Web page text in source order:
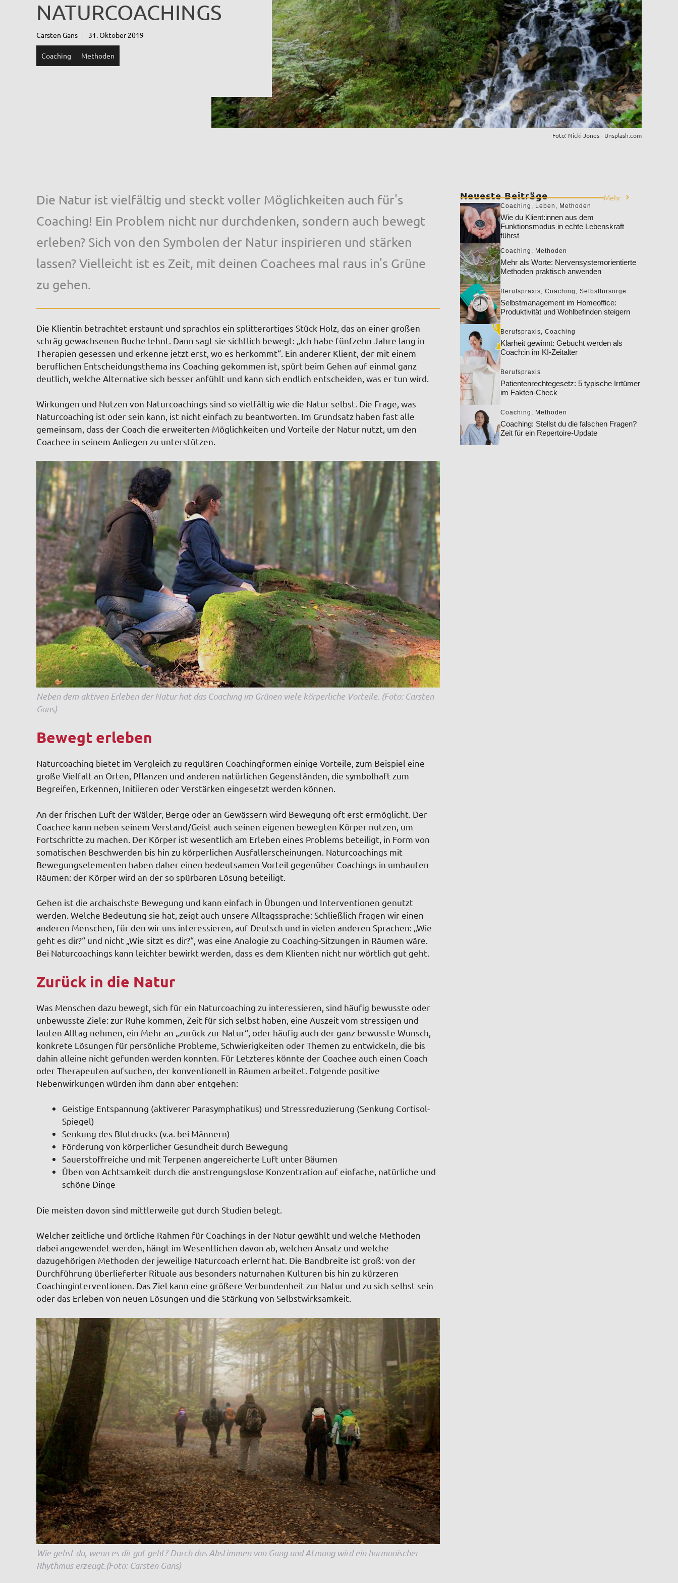
NATURCOACHINGS
Carsten Gans 31. Oktober 2019
Coaching Methoden
Foto: Nicki Jones - Unsplash.com
Die Natur ist vielfältig und steckt voller Möglichkeiten auch für's
Coaching! Ein Problem nicht nur durchdenken, sondern auch bewegt
erleben? Sich von den Symbolen der Natur inspirieren und stärken
lassen? Vielleicht ist es Zeit, mit deinen Coachees mal raus in's Grüne
zu gehen.
Die Klientin betrachtet erstaunt und sprachlos ein splitterartiges Stück Holz, das an einer großen
schräg gewachsenen Buche lehnt. Dann sagt sie sichtlich bewegt: „Ich habe fünfzehn Jahre lang in
Therapien gesessen und erkenne jetzt erst, wo es herkommt“. Ein anderer Klient, der mit einem
beruflichen Entscheidungsthema ins Coaching gekommen ist, spürt beim Gehen auf einmal ganz
deutlich, welche Alternative sich besser anfühlt und kann sich endlich entscheiden, was er tun wird.
Wirkungen und Nutzen von Naturcoachings sind so vielfältig wie die Natur selbst. Die Frage, was
Naturcoaching ist oder sein kann, ist nicht einfach zu beantworten. Im Grundsatz haben fast alle
gemeinsam, dass der Coach die erweiterten Möglichkeiten und Vorteile der Natur nutzt, um den
Coachee in seinem Anliegen zu unterstützen.
Neben dem aktiven Erleben der Natur hat das Coaching im Grünen viele körperliche Vorteile. (Foto: Carsten
Gans)
Bewegt erleben
Naturcoaching bietet im Vergleich zu regulären Coachingformen einige Vorteile, zum Beispiel eine
große Vielfalt an Orten, Pflanzen und anderen natürlichen Gegenständen, die symbolhaft zum
Begreifen, Erkennen, Initiieren oder Verstärken eingesetzt werden können.
An der frischen Luft der Wälder, Berge oder an Gewässern wird Bewegung oft erst ermöglicht. Der
Coachee kann neben seinem Verstand/Geist auch seinen eigenen bewegten Körper nutzen, um
Fortschritte zu machen. Der Körper ist wesentlich am Erleben eines Problems beteiligt, in Form von
somatischen Beschwerden bis hin zu körperlichen Ausfallerscheinungen. Naturcoachings mit
Bewegungselementen haben daher einen bedeutsamen Vorteil gegenüber Coachings in umbauten
Räumen: der Körper wird an der so spürbaren Lösung beteiligt.
Gehen ist die archaischste Bewegung und kann einfach in Übungen und Interventionen genutzt
werden. Welche Bedeutung sie hat, zeigt auch unsere Alltagssprache: Schließlich fragen wir einen
anderen Menschen, für den wir uns interessieren, auf Deutsch und in vielen anderen Sprachen: „Wie
geht es dir?“ und nicht „Wie sitzt es dir?“, was eine Analogie zu Coaching-Sitzungen in Räumen wäre.
Bei Naturcoachings kann leichter bewirkt werden, dass es dem Klienten nicht nur wörtlich gut geht.
Zurück in die Natur
Was Menschen dazu bewegt, sich für ein Naturcoaching zu interessieren, sind häufig bewusste oder
unbewusste Ziele: zur Ruhe kommen, Zeit für sich selbst haben, eine Auszeit vom stressigen und
lauten Alltag nehmen, ein Mehr an „zurück zur Natur“, oder häufig auch der ganz bewusste Wunsch,
konkrete Lösungen für persönliche Probleme, Schwierigkeiten oder Themen zu entwickeln, die bis
dahin alleine nicht gefunden werden konnten. Für Letzteres könnte der Coachee auch einen Coach
oder Therapeuten aufsuchen, der konventionell in Räumen arbeitet. Folgende positive
Nebenwirkungen würden ihm dann aber entgehen:
Geistige Entspannung (aktiverer Parasymphatikus) und Stressreduzierung (Senkung Cortisol-
Spiegel)
Senkung des Blutdrucks (v.a. bei Männern)
Förderung von körperlicher Gesundheit durch Bewegung
Sauerstoffreiche und mit Terpenen angereicherte Luft unter Bäumen
Üben von Achtsamkeit durch die anstrengungslose Konzentration auf einfache, natürliche und
schöne Dinge
Die meisten davon sind mittlerweile gut durch Studien belegt.
Welcher zeitliche und örtliche Rahmen für Coachings in der Natur gewählt und welche Methoden
dabei angewendet werden, hängt im Wesentlichen davon ab, welchen Ansatz und welche
dazugehörigen Methoden der jeweilige Naturcoach erlernt hat. Die Bandbreite ist groß: von der
Durchführung überlieferter Rituale aus besonders naturnahen Kulturen bis hin zu kürzeren
Coachinginterventionen. Das Ziel kann eine größere Verbundenheit zur Natur und zu sich selbst sein
oderdas Erleben von neuen Lösungen und die Stärkung von Selbstwirksamkeit.
Wie gehst du, wenn es dir gut geht? Durch das Abstimmen von Gang und Atmung wird ein harmonischer
Rhythmus erzeugt.(Foto: Carsten Gans)
Neueste Beiträge Mehr
Coaching , Leben , Methoden
Wie du Klient:innen aus dem
Funktionsmodus in echte Lebenskraft
führst
Coaching , Methoden
Mehr als Worte: Nervensystemorientierte
Methoden praktisch anwenden
Berufspraxis, Coaching , Selbstfürsorge
Selbstmanagement im Homeoffice:
Produktivität und Wohlbefinden steigern
Berufspraxis, Coaching
Klarheit gewinnt: Gebucht werden als
Coach:in im KI-Zeitalter
Berufspraxis
Patientenrechtegesetz: 5 typische Irrtümer
im Fakten-Check
Coaching , Methoden
Coaching: Stellst du die falschen Fragen?
Zeit für ein Repertoire-Update